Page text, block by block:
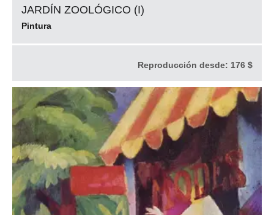
JARDÍN ZOOLÓGICO (I)
Pintura
Reproducción desde: 176 $